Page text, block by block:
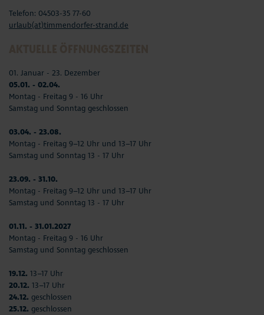
Telefon: 04503-35 77-60
urlaub(at)timmendorfer-strand.de
01. Januar - 23. Dezember
05.01. - 02.04.
Montag - Freitag 9 - 16 Uhr
Samstag und Sonntag geschlossen
03.04. - 23.08.
Montag - Freitag 9–12 Uhr und 13–17 Uhr
Samstag und Sonntag 13 - 17 Uhr
23.09. - 31.10.
Montag - Freitag 9–12 Uhr und 13–17 Uhr
Samstag und Sonntag 13 - 17 Uhr
01.11. - 31.01.2027
Montag - Freitag 9 - 16 Uhr
Samstag und Sonntag geschlossen
19.12. 13–17 Uhr
20.12. 13–17 Uhr
24.12. geschlossen
25.12. geschlossen